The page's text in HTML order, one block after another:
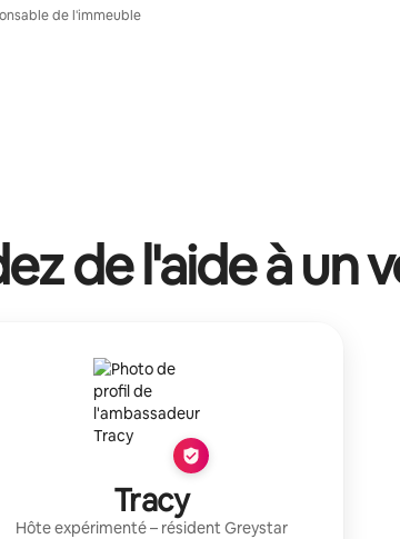
de l'immeuble
de l'aide à un
Tracy
Hôte expérimenté– résident Greystar